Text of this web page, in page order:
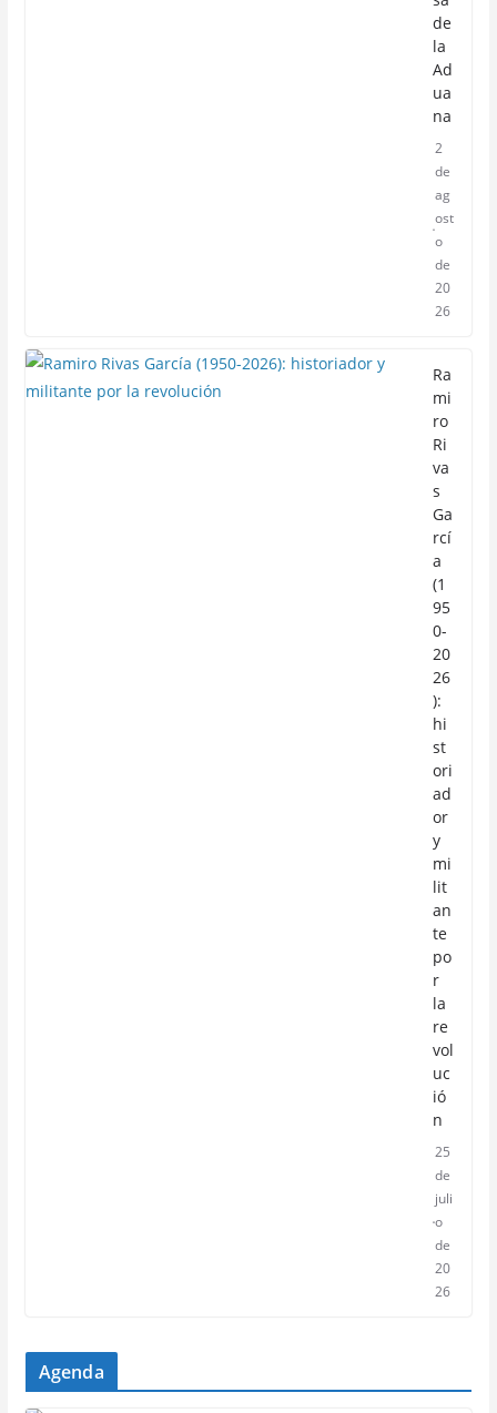
de
la
Ad
ua
na
2
de
ag
ost
o
de
20
26
Ra
mi
ro
Ri
va
s
Ga
rcí
a
(1
95
0-
20
26
):
hi
st
ori
ad
or
y
mi
lit
an
te
po
r
la
re
vol
uc
ió
n
25
de
juli
o
de
20
26
Agenda